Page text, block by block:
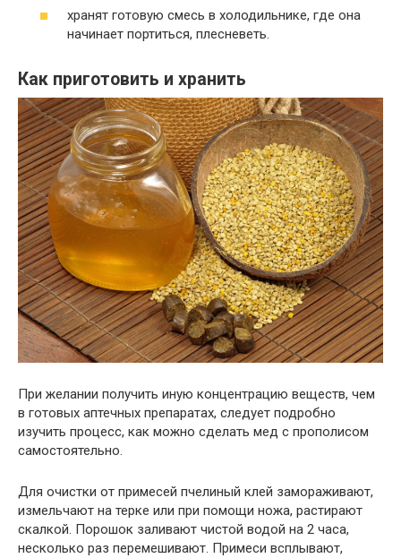
хранят готовую смесь в холодильнике, где она
начинает портиться, плесневеть.
Как приготовить и хранить
При желании получить иную концентрацию веществ, чем
в готовых аптечных препаратах, следует подробно
изучить процесс, как можно сделать мед с прополисом
самостоятельно.
Для очистки от примесей пчелиный клей замораживают,
измельчают на терке или при помощи ножа, растирают
скалкой. Порошок заливают чистой водой на 2 часа,
несколько раз перемешивают. Примеси всплывают,